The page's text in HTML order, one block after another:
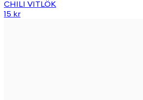
CHILI VITLÖK
15 kr